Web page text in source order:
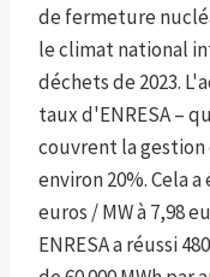
de fermeture
le climat national
déchets de 2023.
taux d'ENRESA –
couvrent la
environ 20%. Cela
euros / MW à 7,98
ENRESA a réussi